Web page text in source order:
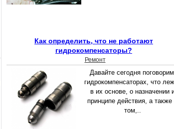
Как определить, что не работают
гидрокомпенсаторы?
Ремонт
Давайте сегодня
гидрокомпенсаторах, что
в их основе, о назначении
принципе действия, а также
том,..